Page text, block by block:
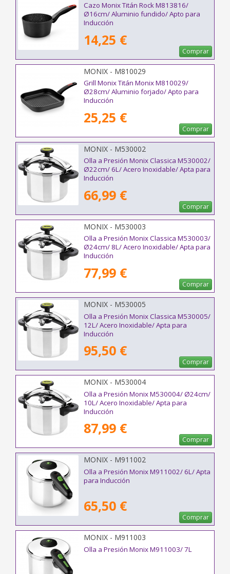
Cazo Monix Titán Rock M813816/
Ø16cm/ Aluminio fundido/ Apto para
Inducción
14,25 €
Comprar
MONIX - M810029
Grill Monix Titán Monix M810029/
Ø28cm/ Aluminio forjado/ Apto para
Inducción
25,25 €
Comprar
MONIX - M530002
Olla a Presión Monix Classica M530002/
Ø22cm/ 6L/ Acero Inoxidable/ Apta para
Inducción
66,99 €
Comprar
MONIX - M530003
Olla a Presión Monix Classica M530003/
Ø24cm/ 8L/ Acero Inoxidable/ Apta para
Inducción
77,99 €
Comprar
MONIX - M530005
Olla a Presión Monix Classica M530005/
12L/ Acero Inoxidable/ Apta para
Inducción
95,50 €
Comprar
MONIX - M530004
Olla a Presión Monix M530004/ Ø24cm/
10L/ Acero Inoxidable/ Apta para
Inducción
87,99 €
Comprar
MONIX - M911002
Olla a Presión Monix M911002/ 6L/ Apta
para Inducción
65,50 €
Comprar
MONIX - M911003
Olla a Presión Monix M911003/ 7L